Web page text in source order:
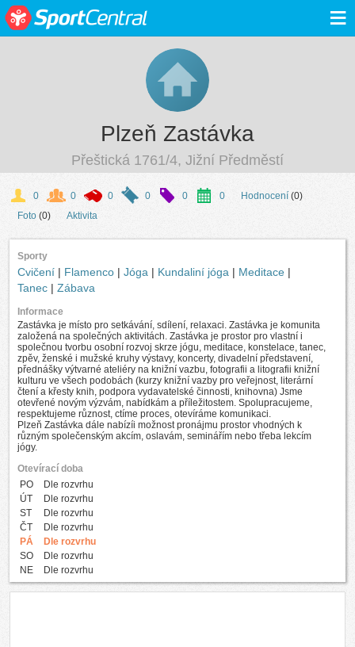
≡
Plzeň Zastávka
Přeštická 1761/4, Jižní Předměstí
0 0 0 0 0 0 Hodnocení (0)
Foto (0) Aktivita
Sporty
Cvičení | Flamenco | Jóga | Kundaliní jóga | Meditace |
Tanec | Zábava
Informace
Zastávka je místo pro setkávání, sdílení, relaxaci. Zastávka je komunita
založená na společných aktivitách. Zastávka je prostor pro vlastní i
společnou tvorbu osobní rozvoj skrze jógu, meditace, konstelace, tanec,
zpěv, ženské i mužské kruhy výstavy, koncerty, divadelní představení,
přednášky výtvarné ateliéry na knižní vazbu, fotografii a litografii knižní
kulturu ve všech podobách (kurzy knižní vazby pro veřejnost, literární
čtení a křesty knih, podpora vydavatelské činnosti, knihovna) Jsme
otevřené novým výzvám, nabídkám a příležitostem. Spolupracujeme,
respektujeme různost, ctíme proces, otevíráme komunikaci.
Plzeň Zastávka dále nabízíi možnost pronájmu prostor vhodných k
různým společenským akcím, oslavám, seminářím nebo třeba lekcím
jógy.
Otevírací doba
PO
Dle rozvrhu
ÚT
Dle rozvrhu
ST
Dle rozvrhu
ČT
Dle rozvrhu
PÁ
Dle rozvrhu
SO
Dle rozvrhu
NE
Dle rozvrhu